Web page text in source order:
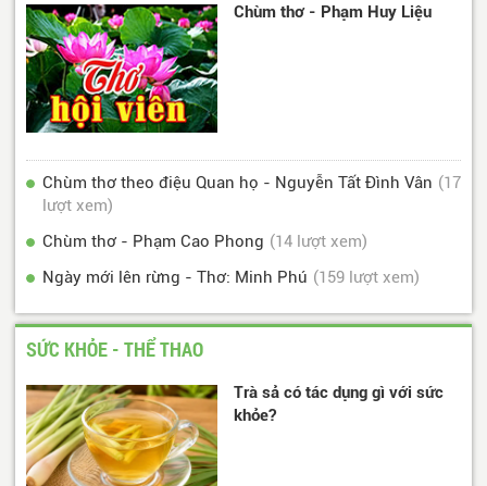
Chùm thơ - Phạm Huy Liệu
Chùm thơ theo điệu Quan họ - Nguyễn Tất Đình Vân (17
lượt xem)
Chùm thơ - Phạm Cao Phong (14 lượt xem)
Ngày mới lên rừng - Thơ: Minh Phú (159 lượt xem)
SỨC KHỎE - THỂ THAO
Trà sả có tác dụng gì với sức
khỏe?